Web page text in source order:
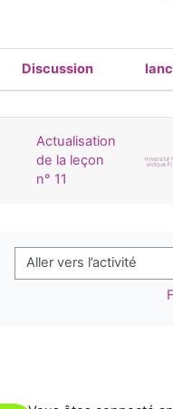
Statut
Discussion
Actualisation
de la leçon
n° 11
Aller vers l’activité